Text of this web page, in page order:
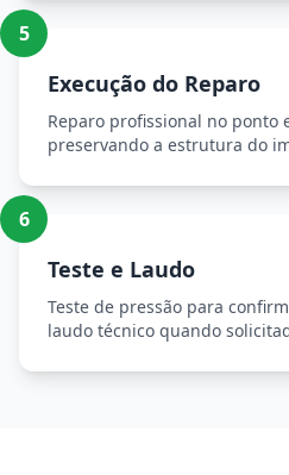
5
Execução do Reparo
Reparo profissional no ponto
preservando a estrutura do
6
Teste e Laudo
Teste de pressão para
laudo técnico quando